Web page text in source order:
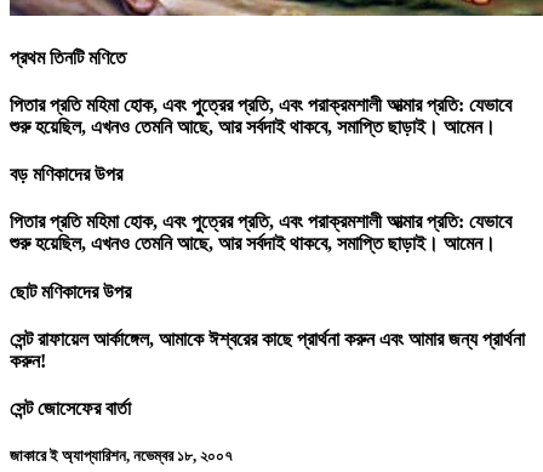
প্রথম তিনটি মণিতে
পিতার প্রতি মহিমা হোক, এবং পুত্রের প্রতি, এবং পরাক্রমশালী আত্মার প্রতি: যেভাবে
শুরু হয়েছিল, এখনও তেমনি আছে, আর সর্বদাই থাকবে, সমাপ্তি ছাড়াই। আমেন।
বড় মণিকাদের উপর
পিতার প্রতি মহিমা হোক, এবং পুত্রের প্রতি, এবং পরাক্রমশালী আত্মার প্রতি: যেভাবে
শুরু হয়েছিল, এখনও তেমনি আছে, আর সর্বদাই থাকবে, সমাপ্তি ছাড়াই। আমেন।
ছোট মণিকাদের উপর
সেন্ট রাফায়েল আর্কাঙ্গেল, আমাকে ঈশ্বরের কাছে প্রার্থনা করুন এবং আমার জন্য প্রার্থনা
করুন!
সেন্ট জোসেফের বার্তা
জাকারে ই অ্যাপ্যারিশন, নভেম্বর ১৮, ২০০৭